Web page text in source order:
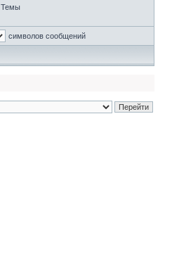
Темы
символов сообщений